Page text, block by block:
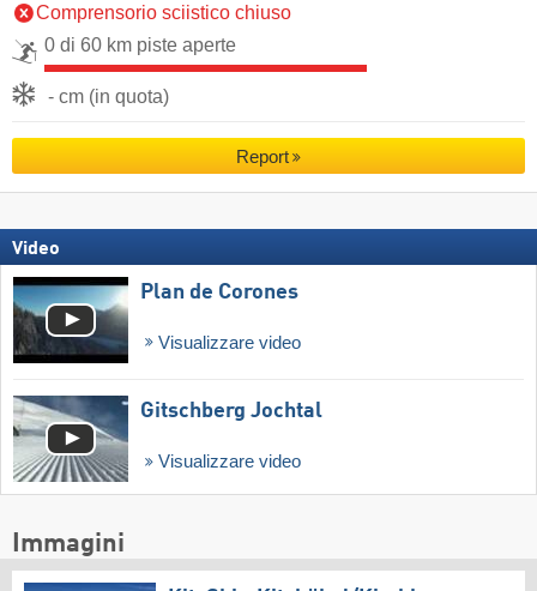
Comprensorio sciistico chiuso
0 di 60 km piste aperte
- cm (in quota)
Report
Video
Plan de Corones
Visualizzare video
Gitschberg Jochtal
Visualizzare video
Immagini